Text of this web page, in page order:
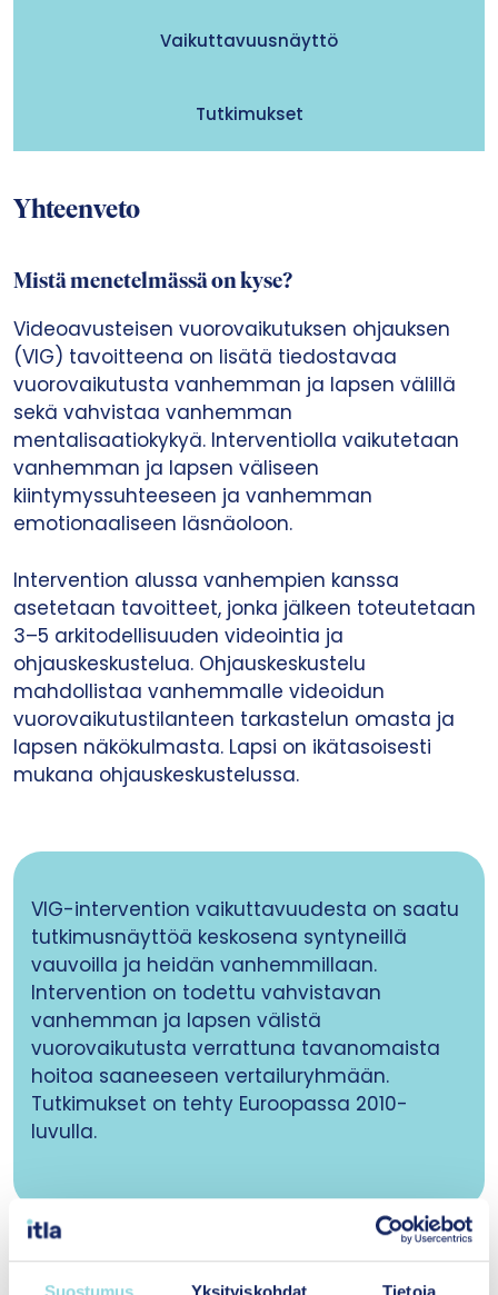
Suostumus Yksityiskohdat Tietoja
Vaikuttavuusnäyttö
Tutkimukset
Yhteenveto
Mistä menetelmässä on kyse?
Videoavusteisen vuorovaikutuksen ohjauksen
(VIG) tavoitteena on lisätä tiedostavaa
vuorovaikutusta vanhemman ja lapsen välillä
sekä vahvistaa vanhemman
mentalisaatiokykyä. Interventiolla vaikutetaan
vanhemman ja lapsen väliseen
kiintymyssuhteeseen ja vanhemman
emotionaaliseen läsnäoloon.
Intervention alussa vanhempien kanssa
asetetaan tavoitteet, jonka jälkeen toteutetaan
3–5 arkitodellisuuden videointia ja
ohjauskeskustelua. Ohjauskeskustelu
mahdollistaa vanhemmalle videoidun
vuorovaikutustilanteen tarkastelun omasta ja
lapsen näkökulmasta. Lapsi on ikätasoisesti
mukana ohjauskeskustelussa.
VIG-intervention vaikuttavuudesta on saatu
tutkimusnäyttöä keskosena syntyneillä
vauvoilla ja heidän vanhemmillaan.
Intervention on todettu vahvistavan
vanhemman ja lapsen välistä
vuorovaikutusta verrattuna tavanomaista
hoitoa saaneeseen vertailuryhmään.
Tutkimukset on tehty Euroopassa 2010-
luvulla.
Mitä osa-alueita arvioinnissa huomioidaan?